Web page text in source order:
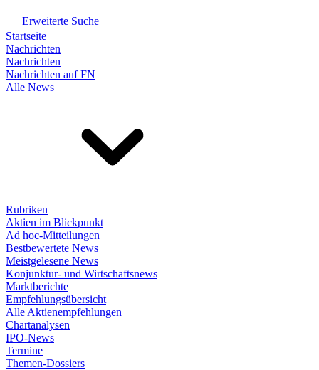
Erweiterte Suche
Startseite
Nachrichten
Nachrichten
Nachrichten auf FN
Alle News
Rubriken
Aktien im Blickpunkt
Ad hoc-Mitteilungen
Bestbewertete News
Meistgelesene News
Konjunktur- und Wirtschaftsnews
Marktberichte
Empfehlungsübersicht
Alle Aktienempfehlungen
Chartanalysen
IPO-News
Termine
Themen-Dossiers